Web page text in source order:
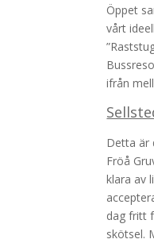
Öppet
vårt
ifrån
Detta är
Fröå
klara av
dag fritt
skötsel.